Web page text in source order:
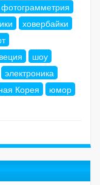
фотограмметрия
ховербайки
шоу
электроника
Корея
юмор